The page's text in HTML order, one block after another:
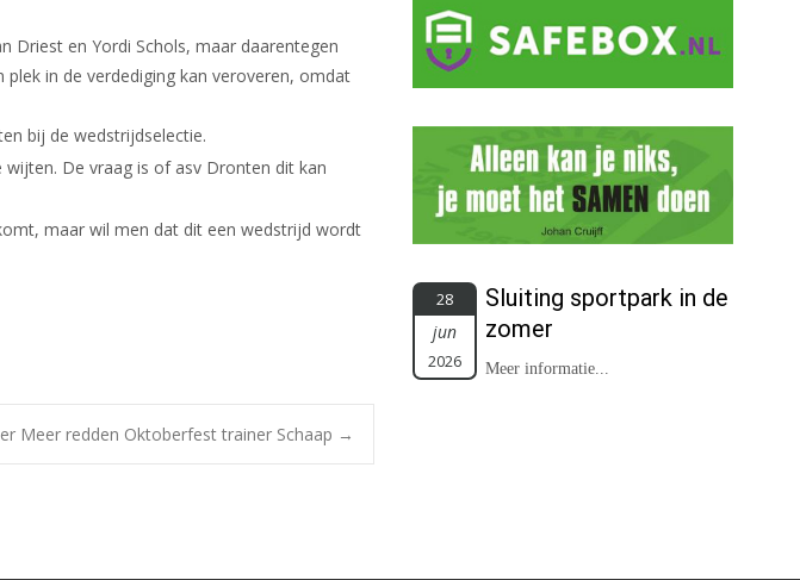
Driest en Yordi Schols, maar daarentegen
in de verdediging kan veroveren, omdat
bij de wedstrijdselectie.
De vraag is of asv Dronten dit kan
maar wil men dat dit een wedstrijd wordt
Meer redden Oktoberfest trainer Schaap →
28
jun
2026
Sluiting sportpark in de
zomer
Meer informatie...